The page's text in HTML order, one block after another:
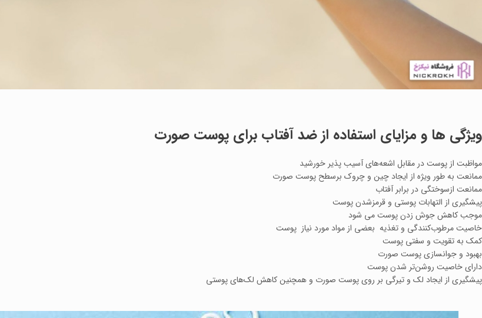
ویژگی ها و مزایای استفاده از ضد آفتاب برای پوست صورت
مواظبت از پوست در مقابل اشعه‌های آسیب پذیر خورشید
ممانعت به طور ویژه از ایجاد چین و چروک برسطح پوست صورت
ممانعت ازسوختگی در برابر آفتاب
پیشگیری از التهابات پوستی و قرمزشدن پوست
موجب کاهش جوش زدن پوست می شود
خاصیت مرطوب‌کنندگی و تغذیه بعضی از مواد مورد نیاز پوست
کمک به تقویت و سفتی پوست
بهبود و جوانسازی پوست صورت
دارای خاصیت روشن‌تر شدن پوست
پیشگیری از ایجاد لک و تیرگی بر روی پوست صورت و همچنین کاهش لک‌های پوستی